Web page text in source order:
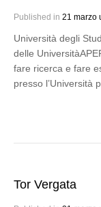
Published in 21 marzo
Università degli
delle
fare ricerca e fare
presso l’Università
Tor Vergata